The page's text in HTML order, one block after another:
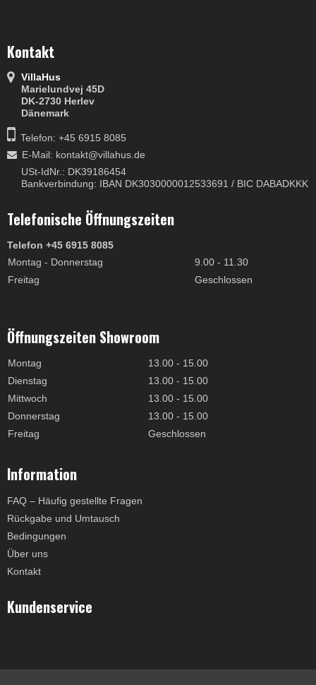
Kontakt
VillaHus
Marielundvej 45D
DK-2730 Herlev
Dänemark
Telefon: +45 6915 8085
E-Mail: kontakt@villahus.de
USt-IdNr.: DK39186454
Bankverbindung: IBAN DK3030000012533691 / BIC DABADKKK
Telefonische Öffnungszeiten
Telefon +45 6915 8085
Montag - Donnerstag
9.00 - 11.30
Freitag
Geschlossen
Öffnungszeiten Showroom
Montag
13.00 - 15.00
Dienstag
13.00 - 15.00
Mittwoch
13.00 - 15.00
Donnerstag
13.00 - 15.00
Freitag
Geschlossen
Information
FAQ – Häufig gestellte Fragen
Rückgabe und Umtausch
Bedingungen
Über uns
Kontakt
Kundenservice